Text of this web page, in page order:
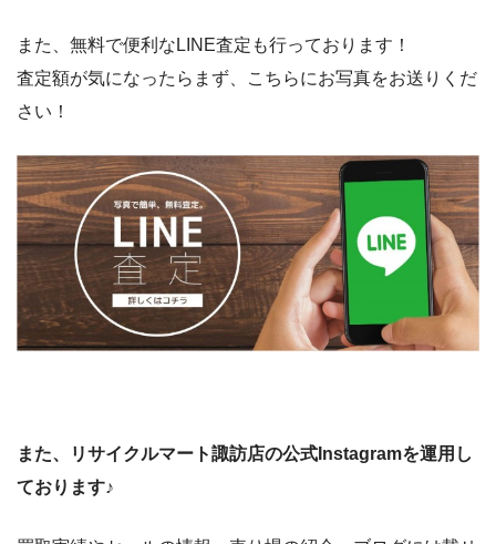
また、無料で便利なLINE査定も行っております！
査定額が気になったらまず、こちらにお写真をお送りくだ
さい！
また、リサイクルマート諏訪店の公式Instagramを運用し
ております♪